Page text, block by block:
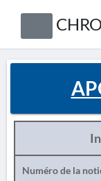
Numéro de la